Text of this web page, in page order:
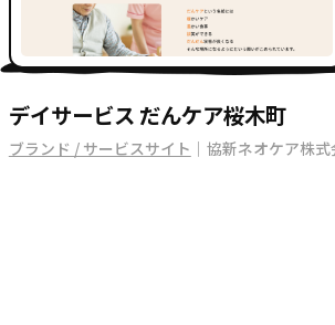
デイサービス だんケア桜木町
ブランド / サービスサイト ｜協新ネオケア株